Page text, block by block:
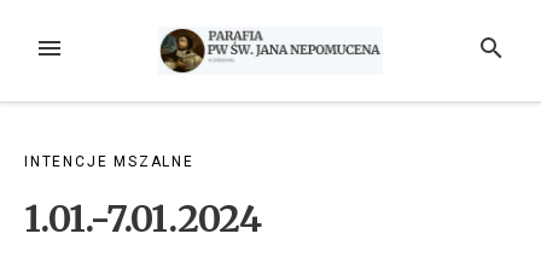
MENU SZUKAJ
INTENCJE MSZALNE
1.01.-7.01.2024